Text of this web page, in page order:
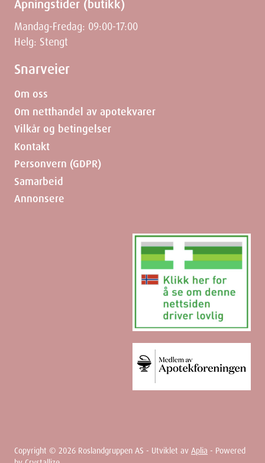
Åpningstider (butikk)
Mandag-Fredag: 09:00-17:00
Helg: Stengt
Snarveier
Om oss
Om netthandel av apotekvarer
Vilkår og betingelser
Kontakt
Personvern (GDPR)
Samarbeid
Annonsere
Copyright © 2026 Roslandgruppen AS - Utviklet av Aplia - Powered